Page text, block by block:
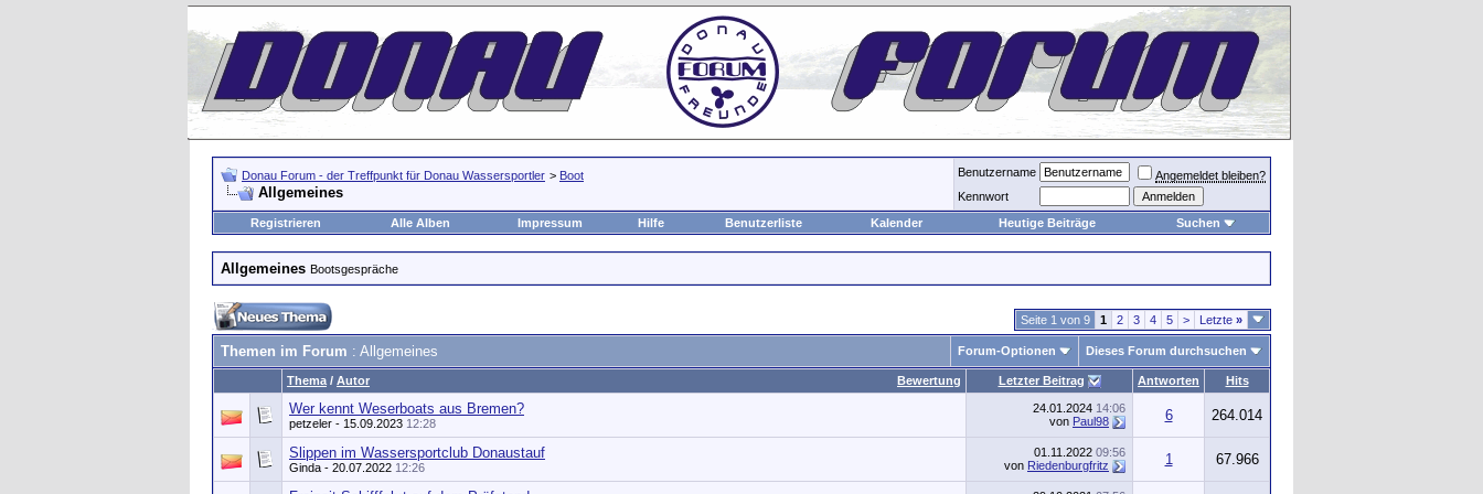
Donau Forum - der Treffpunkt für Donau Wassersportler > Boot
Allgemeines
Benutzername
Angemeldet bleiben?
Kennwort
Registrieren
Alle Alben Impressum Hilfe Benutzerliste Kalender Heutige Beiträge Suchen
Allgemeines Bootsgespräche
Seite 1 von 9 1 2 3 4 5 > Letzte »
Themen im Forum : Allgemeines Forum-Optionen Dieses Forum durchsuchen
Bewertung
Thema / Autor Letzter Beitrag Antworten Hits
Wer kennt Weserboats aus Bremen?
petzeler - 15.09.2023 12:28
24.01.2024 14:06
von Paul98 6 264.014
Slippen im Wassersportclub Donaustauf
Ginda - 20.07.2022 12:26
01.11.2022 09:56
von Riedenburgfritz 1 67.966